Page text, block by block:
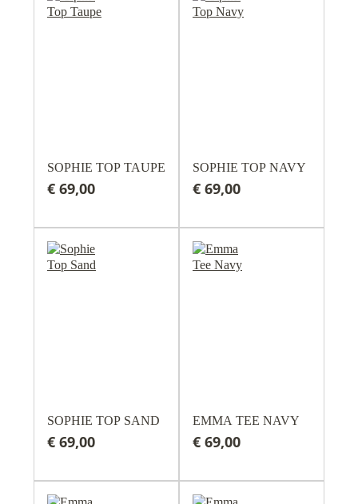
SOPHIE TOP TAUPE
€ 69,00
SOPHIE TOP NAVY
€ 69,00
SOPHIE TOP SAND
€ 69,00
EMMA TEE NAVY
€ 69,00